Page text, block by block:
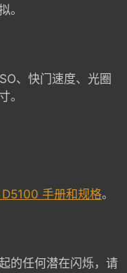
。
、快门速度、光圈
。
手册和规格。
的任何潜在闪烁，请